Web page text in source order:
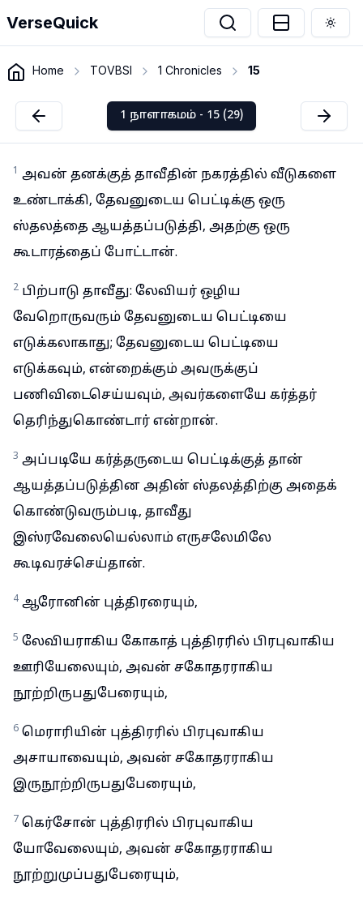
VerseQuick
Home TOVBSI 1 Chronicles 15
1 நாளாகமம் - 15 (29)
1 அவன் தனக்குத் தாவீதின் நகரத்தில் வீடுகளை
உண்டாக்கி, தேவனுடைய பெட்டிக்கு ஒரு
ஸ்தலத்தை ஆயத்தப்படுத்தி, அதற்கு ஒரு
கூடாரத்தைப் போட்டான்.
2 பிற்பாடு தாவீது: லேவியர் ஒழிய
வேறொருவரும் தேவனுடைய பெட்டியை
எடுக்கலாகாது; தேவனுடைய பெட்டியை
எடுக்கவும், என்றைக்கும் அவருக்குப்
பணிவிடைசெய்யவும், அவர்களையே கர்த்தர்
தெரிந்துகொண்டார் என்றான்.
3 அப்படியே கர்த்தருடைய பெட்டிக்குத் தான்
ஆயத்தப்படுத்தின அதின் ஸ்தலத்திற்கு அதைக்
கொண்டுவரும்படி, தாவீது
இஸ்ரவேலையெல்லாம் எருசலேமிலே
கூடிவரச்செய்தான்.
4 ஆரோனின் புத்திரரையும்,
5 லேவியராகிய கோகாத் புத்திரரில் பிரபுவாகிய
ஊரியேலையும், அவன் சகோதரராகிய
நூற்றிருபதுபேரையும்,
6 மெராரியின் புத்திரரில் பிரபுவாகிய
அசாயாவையும், அவன் சகோதரராகிய
இருநூற்றிருபதுபேரையும்,
7 கெர்சோன் புத்திரரில் பிரபுவாகிய
யோவேலையும், அவன் சகோதரராகிய
நூற்றுமுப்பதுபேரையும்,